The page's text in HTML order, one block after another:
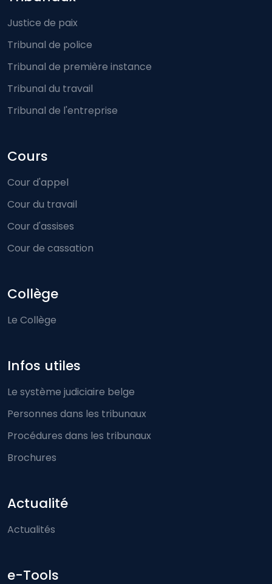
Justice de paix
Tribunal de police
Tribunal de première instance
Tribunal du travail
Tribunal de l'entreprise
Cours
Cour d'appel
Cour du travail
Cour d'assises
Cour de cassation
Collège
Le Collège
Infos utiles
Le système judiciaire belge
Personnes dans les tribunaux
Procédures dans les tribunaux
Brochures
Actualité
Actualités
e-Tools